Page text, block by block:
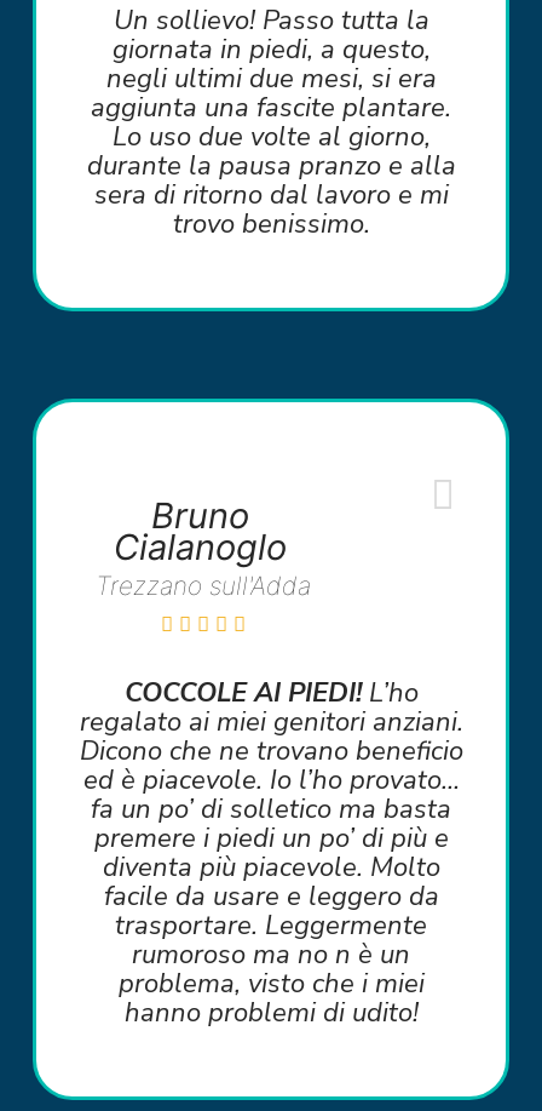
Un sollievo! Passo tutta la
giornata in piedi, a questo,
negli ultimi due mesi, si era
aggiunta una fascite plantare.
Lo uso due volte al giorno,
durante la pausa pranzo e alla
sera di ritorno dal lavoro e mi
trovo benissimo.
Bruno
Cialanoglo
Trezzano sull'Adda
COCCOLE AI PIEDI!L’ho
regalato ai miei genitori anziani.
Dicono che ne trovano beneficio
ed è piacevole. Io l’ho provato…
fa un po’ di solletico ma basta
premere i piedi un po’ di più e
diventa più piacevole. Molto
facile da usare e leggero da
trasportare. Leggermente
rumoroso ma no n è un
problema, visto che i miei
hanno problemi di udito!